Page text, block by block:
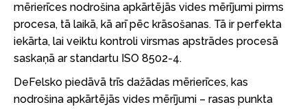
mērierīces nodrošina apkārtējās vides mērījumi pirms
procesa, tā laikā, kā arī pēc krāsošanas. Tā ir perfekta
iekārta, lai veiktu kontroli virsmas apstrādes procesā
saskaņā ar standartu ISO 8502-4.
DeFelsko piedāvā trīs dažādas mērierīces, kas
nodrošina apkārtējās vides mērījumi – rasas punkta